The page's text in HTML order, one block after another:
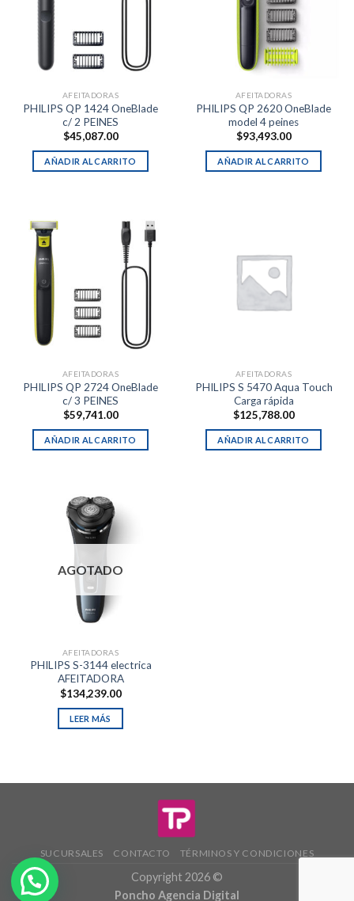
AFEITADORAS
PHILIPS QP 1424 OneBlade
c/ 2 PEINES
$45,087.00
AÑADIR AL CARRITO
AFEITADORAS
PHILIPS QP 2620 OneBlade
model 4 peines
$93,493.00
AÑADIR AL CARRITO
AFEITADORAS
PHILIPS QP 2724 OneBlade
c/ 3 PEINES
$59,741.00
AÑADIR AL CARRITO
AFEITADORAS
PHILIPS S 5470 Aqua Touch
Carga rápida
$125,788.00
AÑADIR AL CARRITO
AGOTADO
AFEITADORAS
PHILIPS S-3144 electrica
AFEITADORA
$134,239.00
LEER MÁS
SUCURSALES CONTACTO TÉRMINOS Y CONDICIONES
Copyright 2026 ©
Poncho Agencia Digital